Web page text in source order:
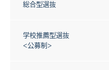
総合型選抜
学校推薦型選抜
<公募制>